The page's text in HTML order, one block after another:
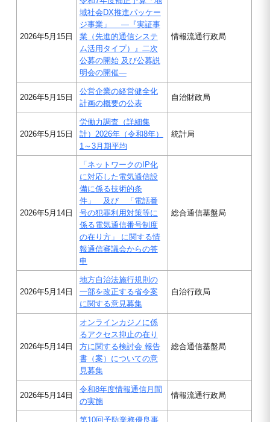
2026年5月15日
域社会DX推進パッケー
ジ事業」 ―『実証事
業（先進的通信システ
ム活用タイプ）』二次
公募の開始 及び公募説
明会の開催―
情報流通行政局
2026年5月15日
公営企業の経営健全化
計画の概要の公表
自治財政局
2026年5月15日
労働力調査（詳細集
計）2026年（令和8年）
1～3月期平均
統計局
2026年5月14日
「ネットワークのIP化
に対応した電気通信設
備に係る技術的条
件」 及び 「電話番
号の犯罪利用対策等に
係る電気通信番号制度
の在り方」 に関する情
報通信審議会からの答
申
総合通信基盤局
2026年5月14日
地方自治法施行規則の
一部を改正する省令案
に関する意見募集
自治行政局
2026年5月14日
オンラインカジノに係
るアクセス抑止の在り
方に関する検討会 報告
書（案）についての意
見募集
総合通信基盤局
2026年5月14日
令和8年度情報通信月間
の実施
情報流通行政局
第10回予防業務優良事